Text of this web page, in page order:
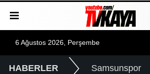
6 Ağustos 2026, Perşembe
HABERLER Samsunspor